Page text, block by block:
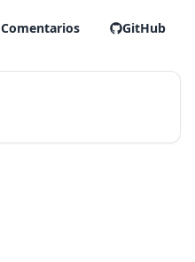
Comentarios GitHub